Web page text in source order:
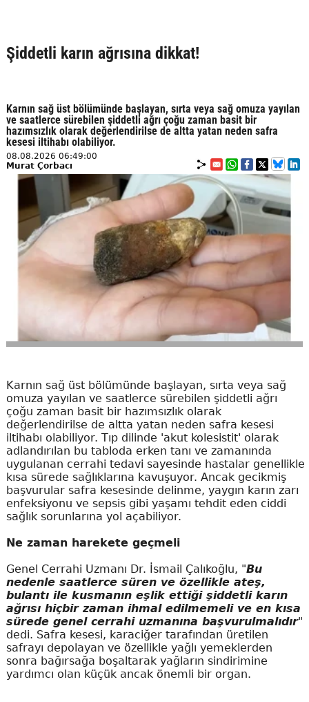
Şiddetli karın ağrısına dikkat!
Karnın sağ üst bölümünde başlayan, sırta veya sağ omuza yayılan
ve saatlerce sürebilen şiddetli ağrı çoğu zaman basit bir
hazımsızlık olarak değerlendirilse de altta yatan neden safra
kesesi iltihabı olabiliyor.
08.08.2026 06:49:00
Murat Çorbacı
Karnın sağ üst bölümünde başlayan, sırta veya sağ
omuza yayılan ve saatlerce sürebilen şiddetli ağrı
çoğu zaman basit bir hazımsızlık olarak
değerlendirilse de altta yatan neden safra kesesi
iltihabı olabiliyor. Tıp dilinde 'akut kolesistit' olarak
adlandırılan bu tabloda erken tanı ve zamanında
uygulanan cerrahi tedavi sayesinde hastalar genellikle
kısa sürede sağlıklarına kavuşuyor. Ancak gecikmiş
başvurular safra kesesinde delinme, yaygın karın zarı
enfeksiyonu ve sepsis gibi yaşamı tehdit eden ciddi
sağlık sorunlarına yol açabiliyor.
Ne zaman harekete geçmeli
Genel Cerrahi Uzmanı Dr. İsmail Çalıkoğlu, "Bu
nedenle saatlerce süren ve özellikle ateş,
bulantı ile kusmanın eşlik ettiği şiddetli karın
ağrısı hiçbir zaman ihmal edilmemeli ve en kısa
sürede genel cerrahi uzmanına başvurulmalıdır"
dedi. Safra kesesi, karaciğer tarafından üretilen
safrayı depolayan ve özellikle yağlı yemeklerden
sonra bağırsağa boşaltarak yağların sindirimine
yardımcı olan küçük ancak önemli bir organ.